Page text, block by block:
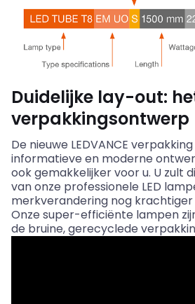
Duidelijke lay-out:
verpakkingsontwerp
De nieuwe LEDVANCE
informatieve en moderne
ook gemakkelijker voor u. U zult
van onze professionele LED
merkverandering nog krachtiger
Onze super-efficiënte lampen
de bruine, gerecyclede